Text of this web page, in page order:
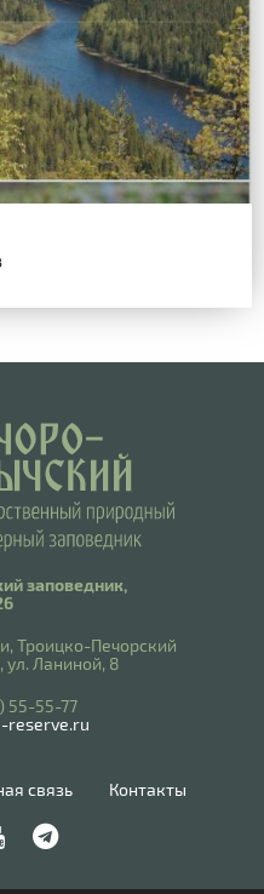
заповедник,
Троицко-Печорский
ул. Ланиной, 8
55-55-77
reserve.ru
связь Контакты